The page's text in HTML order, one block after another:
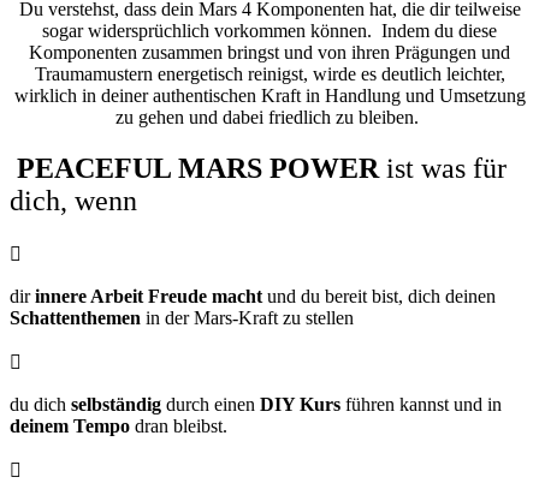
Du verstehst, dass dein Mars 4 Komponenten hat, die dir teilweise
sogar widersprüchlich vorkommen können. Indem du diese
Komponenten zusammen bringst und von ihren Prägungen und
Traumamustern energetisch reinigst, wirde es deutlich leichter,
wirklich in deiner authentischen Kraft in Handlung und Umsetzung
zu gehen und dabei friedlich zu bleiben.
PEACEFUL MARS POWER ist was für
dich, wenn

dirinnere Arbeit Freude machtund du bereit bist, dich deinen
Schattenthemen in der Mars-Kraft zu stellen

du dich selbständig durch einen DIY Kurs führen kannst und in
deinem Tempo dran bleibst.
